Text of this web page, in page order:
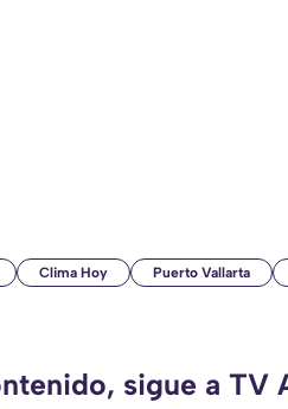
Clima Hoy Puerto Vallarta
sigue a TV